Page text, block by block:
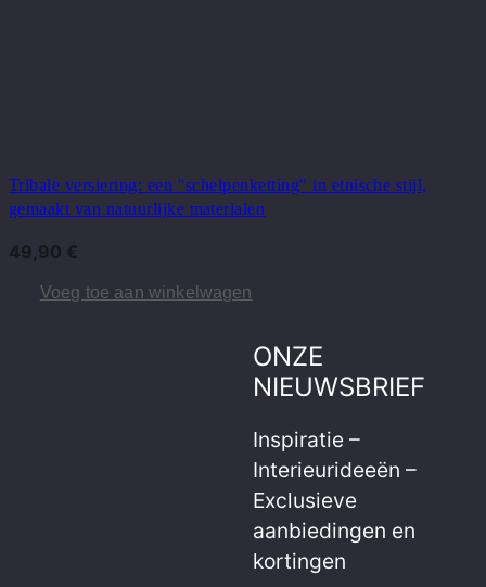
Tribale versiering: een "schelpenketting" in etnische stijl,
gemaakt van natuurlijke materialen
49,90 €
Voeg toe aan winkelwagen
ONZE
NIEUWSBRIEF
Inspiratie –
Interieurideeën –
Exclusieve
aanbiedingen en
kortingen